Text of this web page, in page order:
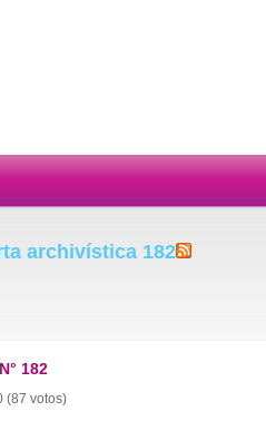
archivística 182
182
(87 votos)